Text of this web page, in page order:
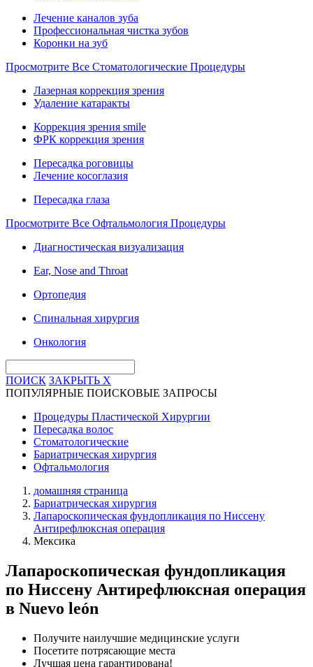
Лечение каналов зуба
Профессиональная чистка зубов
Коронки на зуб
Просмотрите Все Стоматологические Процедуры
Лазерная коррекция зрения
Удаление катаракты
Коррекция зрения smile
ФРК коррекция зрения
Пересадка роговицы
Лечение косоглазия
Пересадка глаза
Просмотрите Все Офтальмология Процедуры
Диагностическая визуализация
Ear, Nose and Throat
Ортопедия
Спинальная хирургия
Онкология
ПОИСК ЗАКРЫТЬ X
ПОПУЛЯРНЫЕ ПОИСКОВЫЕ ЗАПРОСЫ
Процедуры Пластической Хирургии
Пересадка волос
Стоматологические
Бариатрическая хирургия
Офтальмология
домашняя страница
Бариатрическая хирургия
Лапароскопическая фундопликация по Ниссену
Антирефлюксная операция
Мексика
Лапароскопическая фундопликация
по Ниссену Антирефлюксная операция
в Nuevo león
Получите наилучшие медицинские услуги
Посетите потрясающие места
Лучшая цена гарантирована!